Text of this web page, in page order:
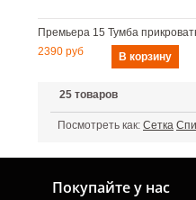
Премьера 15 Тумба
2390 руб
25 товаров
Посмотреть как: Сетка
Покупайте у нас